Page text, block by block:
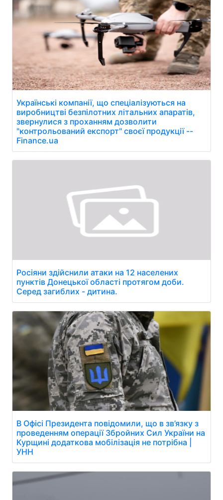
Українські компанії, що спеціалізуються на
виробництві безпілотних літальних апаратів,
звернулися з проханням дозволити
"контрольований експорт" своєї продукції --
Finance.ua
Росіяни здійснили атаки на 12 населених
пунктів Донецької області протягом доби.
Серед загиблих - дитина.
В Офісі Президента повідомили, що в зв’язку з
проведенням операції Збройних Сил України на
Курщині додаткова мобілізація не потрібна |
УНН